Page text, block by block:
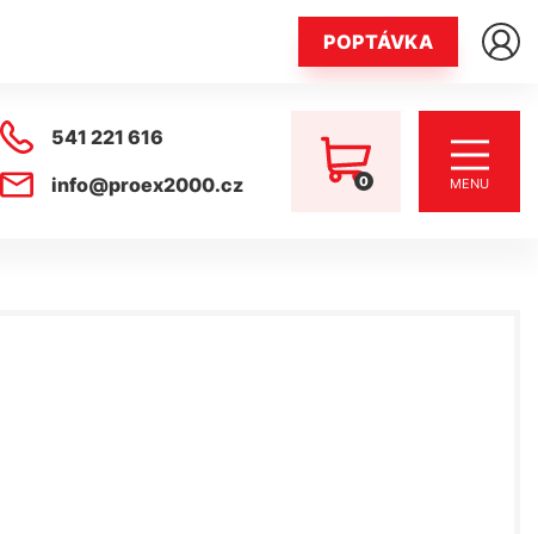
POPTÁVKA
541 221 616
info@proex2000.cz
0 MENU